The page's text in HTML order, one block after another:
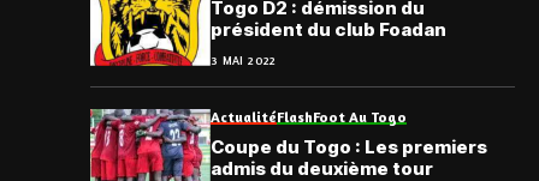
Togo D2 : démission du
président du club Foadan
3 MAI 2022
ActualitéFlashFoot Au Togo
Coupe du Togo : Les premiers
admis du deuxième tour